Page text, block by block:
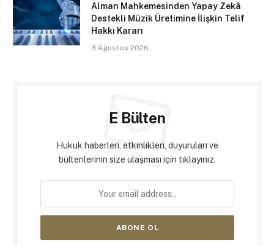
Alman Mahkemesinden Yapay Zekâ
Destekli Müzik Üretimine İlişkin Telif
Hakkı Kararı
3 Ağustos 2026
E Bülten
Hukuk haberleri, etkinlikleri, duyuruları ve
bültenlerinin size ulaşması için tıklayınız.